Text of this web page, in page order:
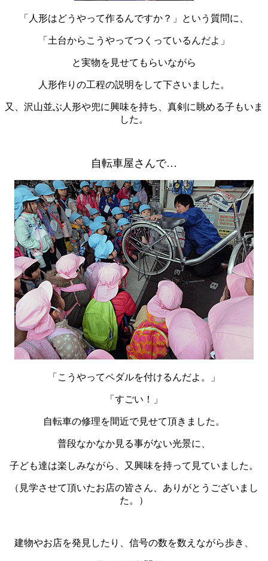
「人形はどうやって作るんですか？」という質問に、
「土台からこうやってつくっているんだよ」
と実物を見せてもらいながら
人形作りの工程の説明をして下さいました。
又、沢山並ぶ人形や兜に興味を持ち、真剣に眺める子もいま
した。
自転車屋さんで…
「こうやってペダルを付けるんだよ。」
「すごい！」
自転車の修理を間近で見せて頂きました。
普段なかなか見る事がない光景に、
子ども達は楽しみながら、又興味を持って見ていました。
（見学させて頂いたお店の皆さん、ありがとうございまし
た。）
建物やお店を発見したり、信号の数を数えながら歩き、